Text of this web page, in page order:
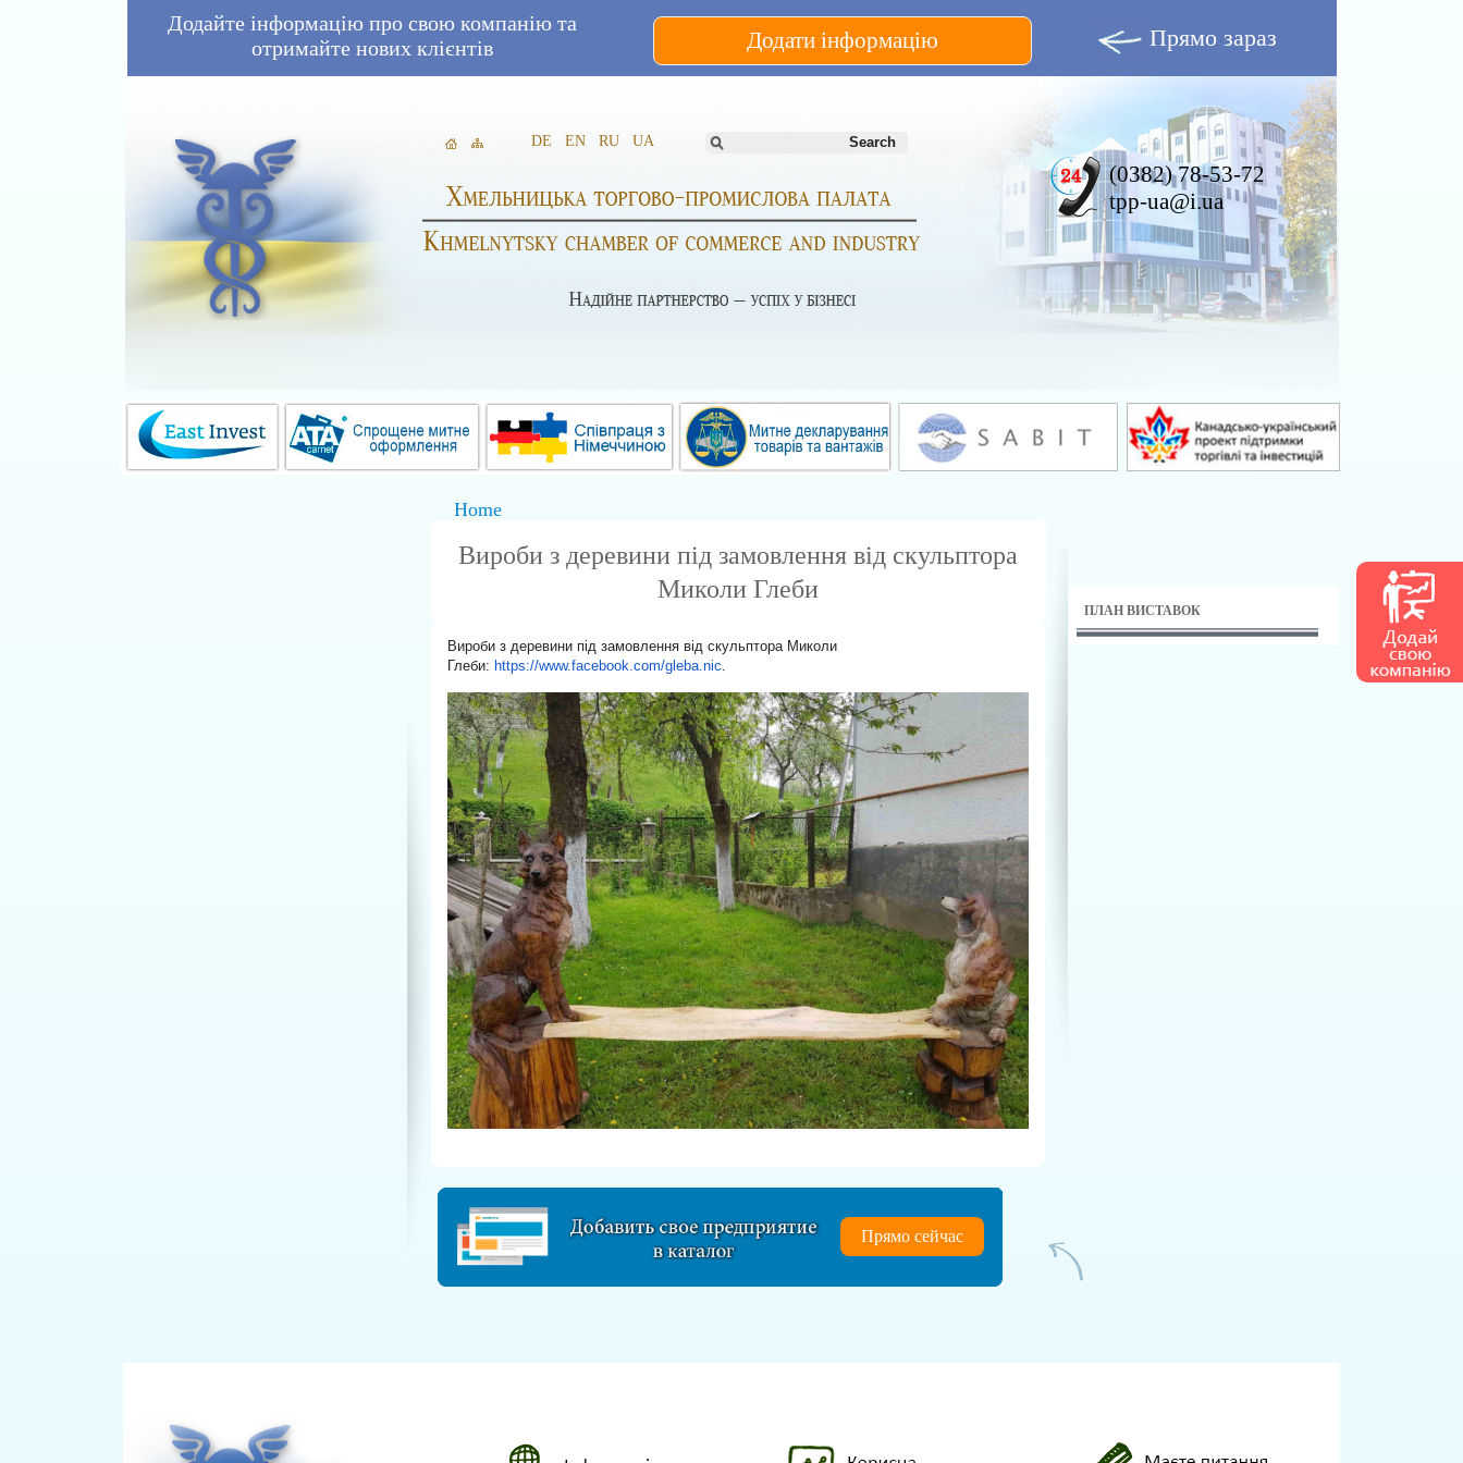
Додайте інформацію про свою компанію та
отримайте нових клієнтів
Додати інформацію Прямо зараз
DE EN RU UA
(0382) 78-53-72
tpp-ua@i.ua
Home
Вироби з деревини під замовлення від скульптора
Миколи Глеби
Вироби з деревини під замовлення від скульптора Миколи
Глеби: https://www.facebook.com/gleba.nic.
Прямо сейчас
ПЛАН ВИСТАВОК